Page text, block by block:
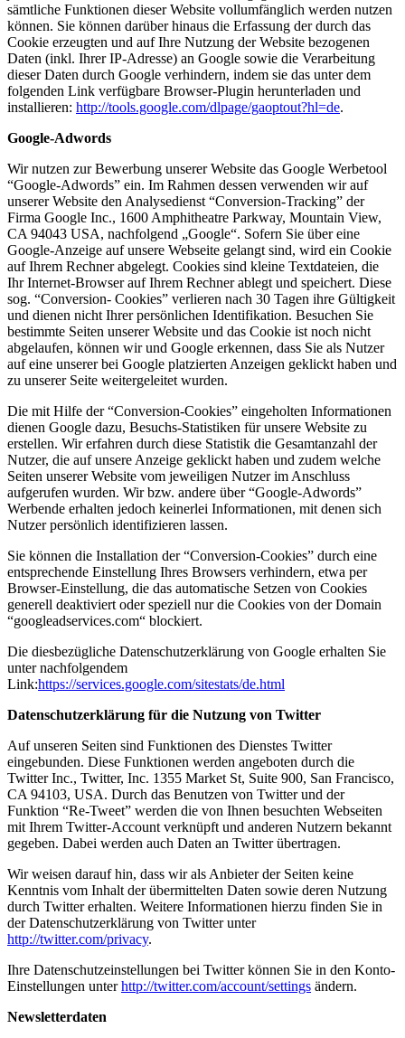
sämtliche Funktionen dieser Website vollumfänglich werden nutzen
können. Sie können darüber hinaus die Erfassung der durch das
Cookie erzeugten und auf Ihre Nutzung der Website bezogenen
Daten (inkl. Ihrer IP-Adresse) an Google sowie die Verarbeitung
dieser Daten durch Google verhindern, indem sie das unter dem
folgenden Link verfügbare Browser-Plugin herunterladen und
installieren: http://tools.google.com/dlpage/gaoptout?hl=de.
Google-Adwords
Wir nutzen zur Bewerbung unserer Website das Google Werbetool
“Google-Adwords” ein. Im Rahmen dessen verwenden wir auf
unserer Website den Analysedienst “Conversion-Tracking” der
Firma Google Inc., 1600 Amphitheatre Parkway, Mountain View,
CA 94043 USA, nachfolgend „Google“. Sofern Sie über eine
Google-Anzeige auf unsere Webseite gelangt sind, wird ein Cookie
auf Ihrem Rechner abgelegt. Cookies sind kleine Textdateien, die
Ihr Internet-Browser auf Ihrem Rechner ablegt und speichert. Diese
sog. “Conversion- Cookies” verlieren nach 30 Tagen ihre Gültigkeit
und dienen nicht Ihrer persönlichen Identifikation. Besuchen Sie
bestimmte Seiten unserer Website und das Cookie ist noch nicht
abgelaufen, können wir und Google erkennen, dass Sie als Nutzer
auf eine unserer bei Google platzierten Anzeigen geklickt haben und
zu unserer Seite weitergeleitet wurden.
Die mit Hilfe der “Conversion-Cookies” eingeholten Informationen
dienen Google dazu, Besuchs-Statistiken für unsere Website zu
erstellen. Wir erfahren durch diese Statistik die Gesamtanzahl der
Nutzer, die auf unsere Anzeige geklickt haben und zudem welche
Seiten unserer Website vom jeweiligen Nutzer im Anschluss
aufgerufen wurden. Wir bzw. andere über “Google-Adwords”
Werbende erhalten jedoch keinerlei Informationen, mit denen sich
Nutzer persönlich identifizieren lassen.
Sie können die Installation der “Conversion-Cookies” durch eine
entsprechende Einstellung Ihres Browsers verhindern, etwa per
Browser-Einstellung, die das automatische Setzen von Cookies
generell deaktiviert oder speziell nur die Cookies von der Domain
“googleadservices.com“ blockiert.
Die diesbezügliche Datenschutzerklärung von Google erhalten Sie
unter nachfolgendem
Link:https://services.google.com/sitestats/de.html
Datenschutzerklärung für die Nutzung von Twitter
Auf unseren Seiten sind Funktionen des Dienstes Twitter
eingebunden. Diese Funktionen werden angeboten durch die
Twitter Inc., Twitter, Inc. 1355 Market St, Suite 900, San Francisco,
CA 94103, USA. Durch das Benutzen von Twitter und der
Funktion “Re-Tweet” werden die von Ihnen besuchten Webseiten
mit Ihrem Twitter-Account verknüpft und anderen Nutzern bekannt
gegeben. Dabei werden auch Daten an Twitter übertragen.
Wir weisen darauf hin, dass wir als Anbieter der Seiten keine
Kenntnis vom Inhalt der übermittelten Daten sowie deren Nutzung
durch Twitter erhalten. Weitere Informationen hierzu finden Sie in
der Datenschutzerklärung von Twitter unter
http://twitter.com/privacy.
Ihre Datenschutzeinstellungen bei Twitter können Sie in den Konto-
Einstellungen unterhttp://twitter.com/account/settings ändern.
Newsletterdaten